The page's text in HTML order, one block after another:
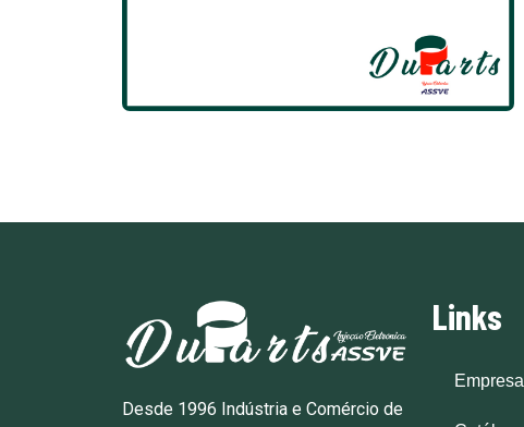
Desde 1996 Indústria e Comércio de
Links
Empresa